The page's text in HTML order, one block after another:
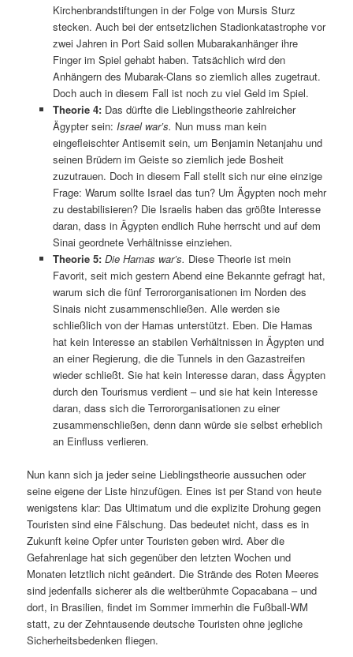
Kirchenbrandstiftungen in der Folge von Mursis Sturz
stecken. Auch bei der entsetzlichen Stadionkatastrophe vor
zwei Jahren in Port Said sollen Mubarakanhänger ihre
Finger im Spiel gehabt haben. Tatsächlich wird den
Anhängern des Mubarak-Clans so ziemlich alles zugetraut.
Doch auch in diesem Fall ist noch zu viel Geld im Spiel.
Theorie 4:Das dürfte die Lieblingstheorie zahlreicher
Ägypter sein: Israel war’s. Nun muss man kein
eingefleischter Antisemit sein, um Benjamin Netanjahu und
seinen Brüdern im Geiste so ziemlich jede Bosheit
zuzutrauen. Doch in diesem Fall stellt sich nur eine einzige
Frage: Warum sollte Israel das tun? Um Ägypten noch mehr
zu destabilisieren? Die Israelis haben das größte Interesse
daran, dass in Ägypten endlich Ruhe herrscht und auf dem
Sinai geordnete Verhältnisse einziehen.
Theorie 5: Die Hamas war’s. Diese Theorie ist mein
Favorit, seit mich gestern Abend eine Bekannte gefragt hat,
warum sich die fünf Terrororganisationen im Norden des
Sinais nicht zusammenschließen. Alle werden sie
schließlich von der Hamas unterstützt. Eben. Die Hamas
hat kein Interesse an stabilen Verhältnissen in Ägypten und
an einer Regierung, die die Tunnels in den Gazastreifen
wieder schließt. Sie hat kein Interesse daran, dass Ägypten
durch den Tourismus verdient – und sie hat kein Interesse
daran, dass sich die Terrororganisationen zu einer
zusammenschließen, denn dann würde sie selbst erheblich
an Einfluss verlieren.
Nun kann sich ja jeder seine Lieblingstheorie aussuchen oder
seine eigene der Liste hinzufügen. Eines ist per Stand von heute
wenigstens klar: Das Ultimatum und die explizite Drohung gegen
Touristen sind eine Fälschung. Das bedeutet nicht, dass es in
Zukunft keine Opfer unter Touristen geben wird. Aber die
Gefahrenlage hat sich gegenüber den letzten Wochen und
Monaten letztlich nicht geändert. Die Strände des Roten Meeres
sind jedenfalls sicherer als die weltberühmte Copacabana – und
dort, in Brasilien, findet im Sommer immerhin die Fußball-WM
statt, zu der Zehntausende deutsche Touristen ohne jegliche
Sicherheitsbedenken fliegen.